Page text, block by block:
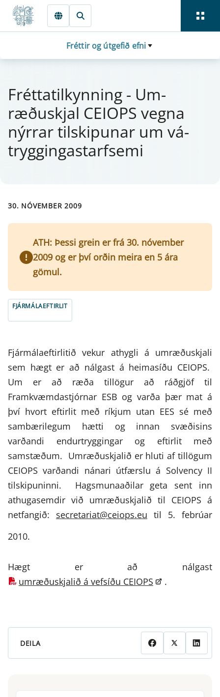
Fara beint í Meginmál
Fréttir og útgefið efni
Frétta­til­kynn­ing - Um­
ræðuskjal CEI­OPS vegna
nýr­r­ar til­skip­u­n­ar um vá­
trygg­ing­a­starf­se­mi
30. NÓVEMBER 2009
ATH: Þessi grein er frá 30. nóvember
2009 og er því orðin meira en 5 ára
gömul.
FJÁRMÁLAEFTIRLIT
Fjármálaeftirlitið vekur athygli á umræðuskjali
sem hægt er að nálgast á heimasíðu CEIOPS.
Um er að ræða tillögur að ráðgjöf til
Framkvæmdastjórnar ESB og varða þær mat á
því hvort eftirlit með ríkjum utan EES sé með
sambærilegum hætti og innan svæðisins
varðandi endurtryggingar og eftirlit með
samstæðum. Umræðuskjalið er hluti af tillögum
CEIOPS varðandi nánari útfærslu á Solvency II
tilskipuninni. Hagsmunaaðilar geta sent inn
athugasemdir við umræðuskjalið til CEIOPS á
netfangið: secretariat@ceiops.eu til 5. febrúar
2010.
Hægt er að nálgast
umræðuskjalið á vefsíðu CEIOPS
.
DEILA